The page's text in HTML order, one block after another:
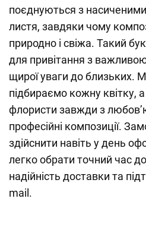
поєднуються з
листя, завдяки чому
природно і свіжа. Такий
для привітання з
щирої уваги до близьких.
підбираємо кожну квітку,
флористи завжди з
професійні композиції.
здійснити навіть у день
легко обрати точний час
надійність доставки та
mail.